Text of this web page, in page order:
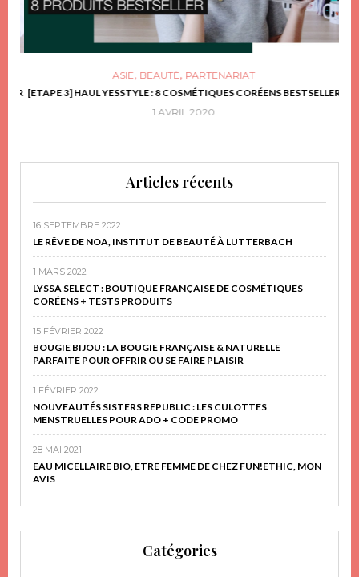
ASIE,BEAUTÉ,PARTENARIAT
[ETAPE 3] HAUL YESSTYLE : 8 COSMÉTIQUES CORÉENS BESTSELLER
1 AVRIL 2020
Articles récents
16 SEPTEMBRE 2022
LE RÊVE DE NOA, INSTITUT DE BEAUTÉ À LUTTERBACH
1 MARS 2022
LYSSA SELECT : BOUTIQUE FRANÇAISE DE COSMÉTIQUES
CORÉENS + TESTS PRODUITS
15 FÉVRIER 2022
BOUGIE BIJOU : LA BOUGIE FRANÇAISE & NATURELLE
PARFAITE POUR OFFRIR OU SE FAIRE PLAISIR
1 FÉVRIER 2022
NOUVEAUTÉS SISTERS REPUBLIC : LES CULOTTES
MENSTRUELLES POUR ADO + CODE PROMO
28 MAI 2021
EAU MICELLAIRE BIO, ÊTRE FEMME DE CHEZ FUN!ETHIC, MON
AVIS
Catégories